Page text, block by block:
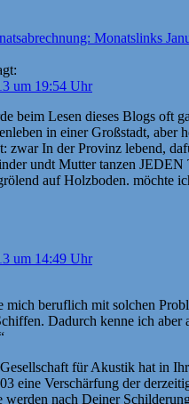
Monatslinks
um 19:54 Uhr
beim Lesen dieses Blogs oft
in einer Großstadt, aber
zwar In der Provinz lebend,
undt Mutter tanzen
auf Holzboden. möchte
um 14:49 Uhr
mich beruflich mit solchen
Dadurch kenne ich aber
für Akustik hat in
eine Verschärfung der
werden nach Deiner